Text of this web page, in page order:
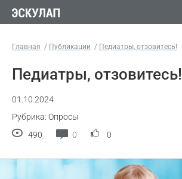
Главная Публикации Педиатры, отзовитесь!
Педиатры, отзовитесь!
01.10.2024
Рубрика: Опросы
490
0 0